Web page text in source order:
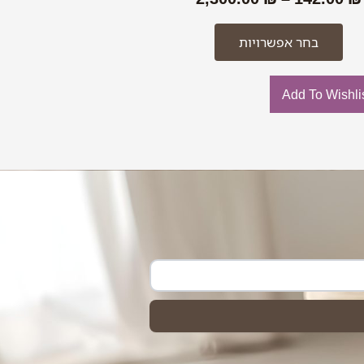
בחר אפשרויות
Add To